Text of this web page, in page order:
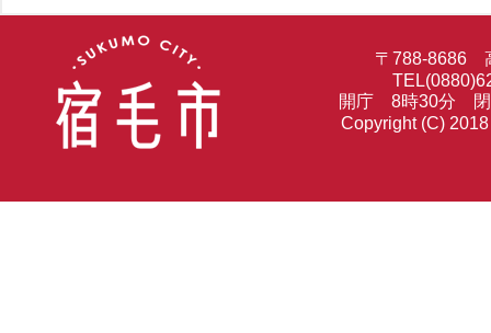
〒788-8686
開庁 8時30分 閉
Copyright (C)